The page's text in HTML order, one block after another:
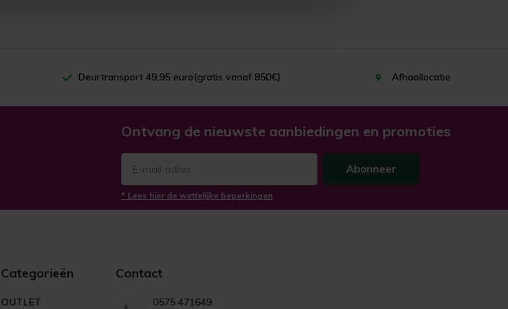
Deurtransport 49,95 euro(gratis vanaf 850€) Afhaallocatie
Ontvang de nieuwste aanbiedingen en promoties
Abonneer
* Lees hier de wettelijke beperkingen
Categorieën
OUTLET
Contact
0575 471649